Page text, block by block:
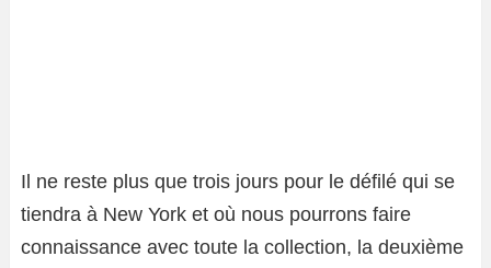
Il ne reste plus que trois jours pour le défilé qui se
tiendra à New York et où nous pourrons faire
connaissance avec toute la collection, la deuxième